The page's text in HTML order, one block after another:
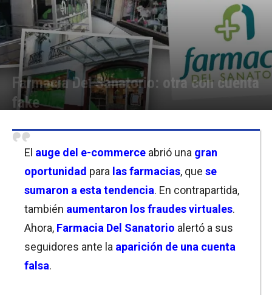
Farmacia Del Sanatorio: otra con cuenta
fake
El auge del e-commerce abrió una gran
oportunidad para las farmacias, que se
sumaron a esta tendencia. En contrapartida,
también aumentaron los fraudes virtuales.
Ahora, Farmacia Del Sanatorio alertó a sus
seguidores ante la aparición de una cuenta
falsa.